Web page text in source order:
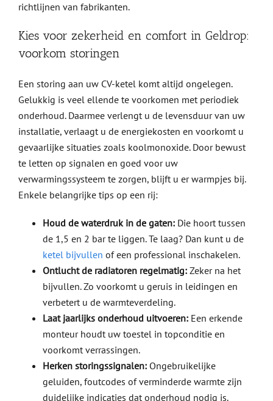
richtlijnen van fabrikanten.
Kies voor zekerheid en comfort in Geldrop:
voorkom storingen
Een storing aan uw CV-ketel komt altijd ongelegen.
Gelukkig is veel ellende te voorkomen met periodiek
onderhoud. Daarmee verlengt u de levensduur van uw
installatie, verlaagt u de energiekosten en voorkomt u
gevaarlijke situaties zoals koolmonoxide. Door bewust
te letten op signalen en goed voor uw
verwarmingssysteem te zorgen, blijft u er warmpjes bij.
Enkele belangrijke tips op een rij:
Houd de waterdruk in de gaten:Die hoort tussen
de 1,5 en 2 bar te liggen. Te laag? Dan kunt u de
ketel bijvullen of een professional inschakelen.
Ontlucht de radiatoren regelmatig:Zeker na het
bijvullen. Zo voorkomt u geruis in leidingen en
verbetert u de warmteverdeling.
Laat jaarlijks onderhoud uitvoeren:Een erkende
monteur houdt uw toestel in topconditie en
voorkomt verrassingen.
Herken storingssignalen:Ongebruikelijke
geluiden, foutcodes of verminderde warmte zijn
duidelijke indicaties dat onderhoud nodig is.